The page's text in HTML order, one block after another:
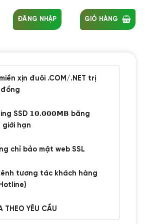
ĐĂNG NHẬP GIỎ HÀNG
xịn đuôi .COM/.NET trị
SSD 𝟭𝟬.𝟬𝟬𝟬𝗠𝗕 băng
giới hạn
chỉ bảo mật web SSL
tương tác khách hàng
THEO YÊU CẦU